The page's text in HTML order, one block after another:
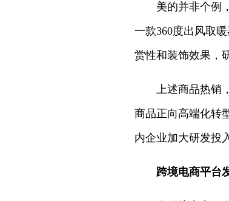
美的并非个例
一款360度出风取
赏性和装饰效果，
上述商品热销
商品正向高端化转
内企业加大研发投
跨境电商平台